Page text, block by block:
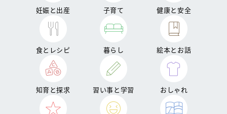
妊娠と出産 子育て 健康と安全
食とレシピ 暮らし 絵本とお話
知育と探求 習い事と学習 おしゃれ